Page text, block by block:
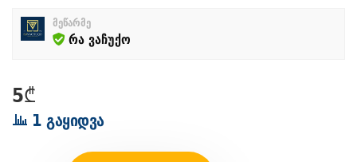
მეწარმე
რა ვაჩუქო
5₾
1 გაყიდვა